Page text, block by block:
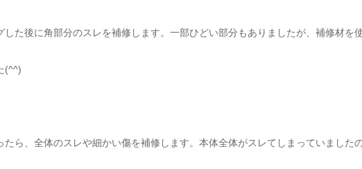
した後に角部分のスレを補修します。一部ひどい部分もありましたが、補修材を
(^^)
たら、全体のスレや細かい傷を補修します。本体全体がスレてしまっていました